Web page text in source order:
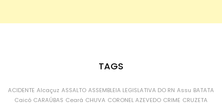
TAGS
ACIDENTE Alcaçuz ASSALTO ASSEMBLEIA LEGISLATIVA DO RN Assu BATATA
Caicó CARAÚBAS Ceará CHUVA CORONEL AZEVEDO CRIME CRUZETA